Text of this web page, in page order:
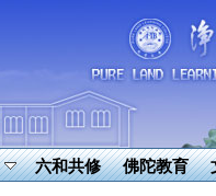
六和共修 佛陀教育